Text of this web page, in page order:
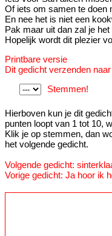
Of iets om samen te doen
En nee het is niet een
Pak maar uit dan zal je
Hopelijk wordt dit plezier
Printbare versie
Dit gedicht verzenden
Stemmen!
Hierboven kun je dit
punten loopt van 1 tot 10,
Klik je op stemmen, dan
het volgende gedicht.
Volgende gedicht:
Vorige gedicht: Ja hoor ik